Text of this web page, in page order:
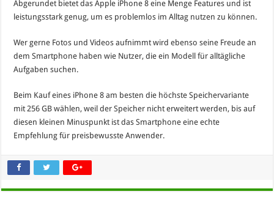
Abgerundet bietet das Apple iPhone 8 eine Menge Features und ist
leistungsstark genug, um es problemlos im Alltag nutzen zu können.
Wer gerne Fotos und Videos aufnimmt wird ebenso seine Freude an
dem Smartphone haben wie Nutzer, die ein Modell für alltägliche
Aufgaben suchen.
Beim Kauf eines iPhone 8 am besten die höchste Speichervariante
mit 256 GB wählen, weil der Speicher nicht erweitert werden, bis auf
diesen kleinen Minuspunkt ist das Smartphone eine echte
Empfehlung für preisbewusste Anwender.